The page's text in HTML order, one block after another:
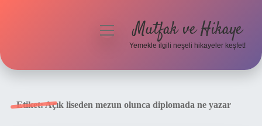
menüyüMutfak ve Hikaye
Yemekle ilgili neşeli hikayeler keşfet!
Etiket:Açık liseden mezun olunca diplomada ne yazar